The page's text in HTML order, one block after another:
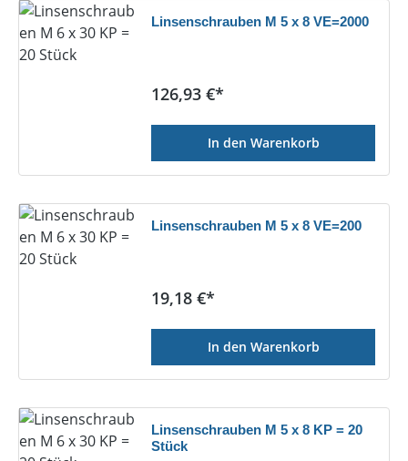
Linsenschrauben M 5 x 8 VE=2000
Regulärer Preis:
126,93 €*
In den Warenkorb
Linsenschrauben M 5 x 8 VE=200
Regulärer Preis:
19,18 €*
In den Warenkorb
Linsenschrauben M 5 x 8 KP = 20
Stück